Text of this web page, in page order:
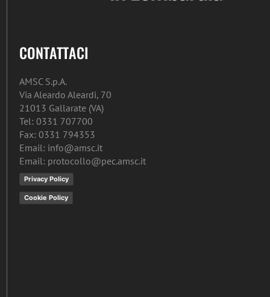
CONTATTACI
AMSC S.p.A.
Via Aleardo Aleardi, 70
21013 Gallarate (VA)
Tel: 0331 707700
Fax: 0331 794353
Email: info@amsc.it
Email: protocollo@pec.amsc.it
Privacy Policy
Cookie Policy